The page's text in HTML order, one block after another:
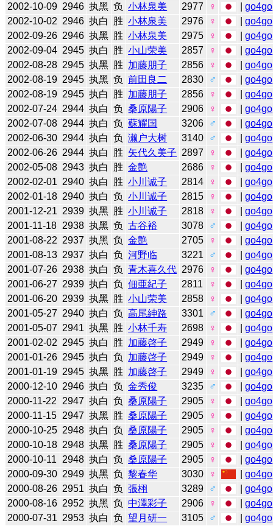
2002-10-09 2946 执黑 负 小林泉美 2977 ♀ |go4go
2002-10-02 2946 执白 胜 小林泉美 2976 ♀ |go4go
2002-09-26 2946 执黑 胜 小林泉美 2975 ♀ |go4go
2002-09-04 2945 执白 胜 小山荣美 2857 ♀ |go4go
2002-08-28 2945 执黑 胜 加藤朋子 2856 ♀ |go4go
2002-08-19 2945 执黑 负 前田良二 2830 ♂ |go4go
2002-08-19 2945 执白 胜 加藤朋子 2856 ♀ |go4go
2002-07-24 2944 执白 负 桑原陽子 2906 ♀ |go4go
2002-07-08 2944 执白 负 蘇耀国 3206 ♂ |go4go
2002-06-30 2944 执白 负 濑户大树 3140 ♂ |go4go
2002-06-26 2944 执白 胜 矢代久美子 2897 ♀ |go4go
2002-05-08 2943 执白 胜 金艶 2686 ♀ |go4go
2002-02-01 2940 执白 胜 小川诚子 2814 ♀ |go4go
2002-01-18 2940 执白 负 小川诚子 2815 ♀ |go4go
2001-12-21 2939 执黑 胜 小川诚子 2818 ♀ |go4go
2001-11-18 2938 执黑 负 古谷裕 3078 ♂ |go4go
2001-08-22 2937 执黑 负 金艶 2705 ♀ |go4go
2001-08-13 2937 执白 负 河野临 3221 ♂ |go4go
2001-07-26 2938 执白 负 青木喜久代 2976 ♀ |go4go
2001-06-27 2939 执白 负 佃亜紀子 2811 ♀ |go4go
2001-06-20 2939 执黑 胜 小山荣美 2858 ♀ |go4go
2001-05-27 2940 执白 负 高尾紳路 3301 ♂ |go4go
2001-05-07 2941 执黑 胜 小林千寿 2698 ♀ |go4go
2001-02-02 2945 执白 胜 加藤啓子 2949 ♀ |go4go
2001-01-26 2945 执白 负 加藤啓子 2949 ♀ |go4go
2001-01-19 2945 执黑 胜 加藤啓子 2949 ♀ |go4go
2000-12-10 2946 执白 负 金秀俊 3235 ♂ |go4go
2000-11-22
2947 执白 负 桑原陽子 2905 ♀ |go4go
2000-11-15 2947 执黑 胜 桑原陽子 2905 ♀ |go4go
2000-10-25 2948 执白 负 桑原陽子 2905 ♀ |go4go
2000-10-18 2948 执黑 胜 桑原陽子 2905 ♀ |go4go
2000-10-11
2948 执白 负 桑原陽子 2905 ♀ |go4go
2000-09-30 2949 执黑 负 黎春华 3030 ♀ |go4go
2000-08-26 2951 执白 负 張栩 3289 ♂ |go4go
2000-08-16 2952 执黑 负 中澤彩子 2906 ♀ |go4go
2000-07-31 2953 执白 负 望月研一 3105 ♂ |go4go